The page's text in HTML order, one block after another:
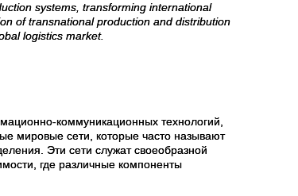
systems, transforming international
of transnational production and distribution
logistics market.
коммуникационных технологий,
мировые сети, которые часто называют
Эти сети служат своеобразной
где различные компоненты